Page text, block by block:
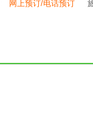
网上预订/电话预订